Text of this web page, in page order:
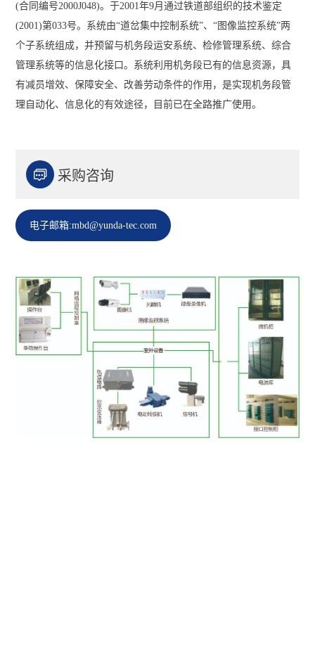
(合同编号2000J048)。于2001年9月通过铁道部组织的技术鉴定
(2001)第033号。系统由“道岔集中控制系统”、“图像监控系统”两
个子系统组成，并预留与机务段运安系统、检修管理系统、综合
管理系统等的信息化接口。系统利用机务段已有的信息资源，具
有减员增效、保障安全、改善劳动条件的作用，是实现机务段管
理自动化、信息化的有效途径，目前已在全路推广使用。
 采购咨询
电子邮箱:mbd@yunda-tec.com